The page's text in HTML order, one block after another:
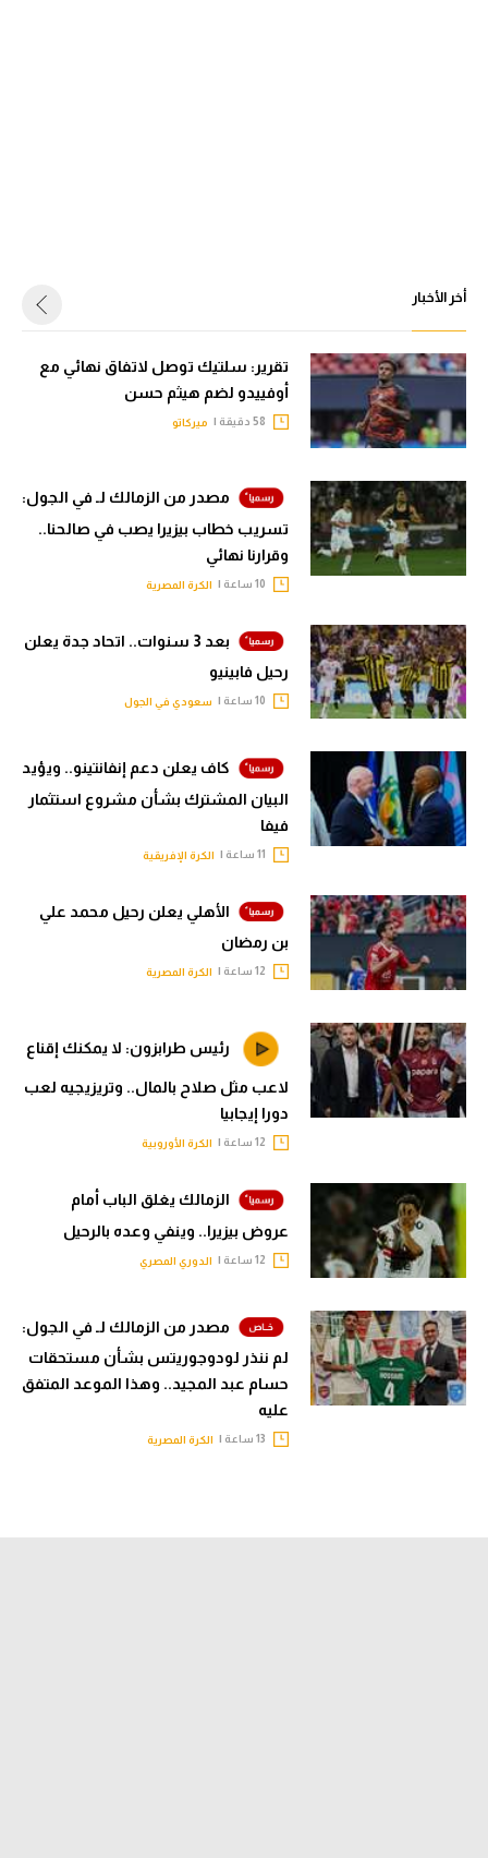
أخر الأخبار
تقرير: سلتيك توصل لاتفاق نهائي مع
أوفييدو لضم هيثم حسن
ميركاتو
مصدر من الزمالك لـ في الجول:
تسريب خطاب بيزيرا يصب في صالحنا..
وقرارنا نهائي
الكرة المصرية
بعد 3 سنوات.. اتحاد جدة يعلن
رحيل فابينيو
سعودي في الجول
كاف يعلن دعم إنفانتينو.. ويؤيد
البيان المشترك بشأن مشروع استثمار
فيفا
الكرة الإفريقية
الأهلي يعلن رحيل محمد علي
بن رمضان
الكرة المصرية
رئيس طرابزون: لا يمكنك إقناع
لاعب مثل صلاح بالمال.. وتريزيجيه لعب
دورا إيجابيا
الكرة الأوروبية
الزمالك يغلق الباب أمام
عروض بيزيرا.. وينفي وعده بالرحيل
الدوري المصري
مصدر من الزمالك لـ في الجول:
لم ننذر لودوجوريتس بشأن مستحقات
حسام عبد المجيد.. وهذا الموعد المتفق
عليه
الكرة المصرية